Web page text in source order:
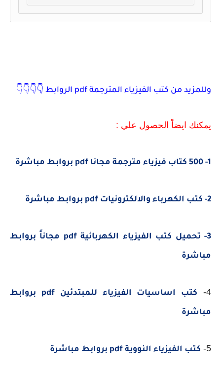
وللمزيد من كتب الفيزياء المترجمة pdf الروابط 👇👇👇👇
يمكنك ايضاً الحصول علي :
1- 500 كتاب فيزياء مترجمة مجانا pdf بروابط مباشرة
2- كتب الكهرباء والالكترونيات pdf بروابط مباشرة
3- تحميل كتب الفيزياء الكهربائية pdf مجاناً بروابط
مباشرة
4- كتب اساسيات الفيزياء للمبتدئين pdf بروابط
مباشرة
5- كتب الفيزياء النووية pdf بروابط مباشرة